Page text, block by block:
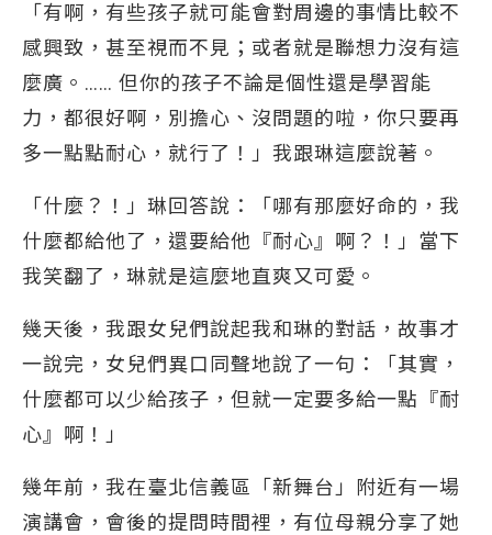
「有啊，有些孩子就可能會對周邊的事情比較不
感興致，甚至視而不見；或者就是聯想力沒有這
麼廣。…… 但你的孩子不論是個性還是學習能
力，都很好啊，別擔心、沒問題的啦，你只要再
多一點點耐心，就行了！」我跟琳這麼說著。
「什麼？！」琳回答說：「哪有那麼好命的，我
什麼都給他了，還要給他『耐心』啊？！」當下
我笑翻了，琳就是這麼地直爽又可愛。
幾天後，我跟女兒們說起我和琳的對話，故事才
一說完，女兒們異口同聲地說了一句：「其實，
什麼都可以少給孩子，但就一定要多給一點『耐
心』啊！」
幾年前，我在臺北信義區「新舞台」附近有一場
演講會，會後的提問時間裡，有位母親分享了她